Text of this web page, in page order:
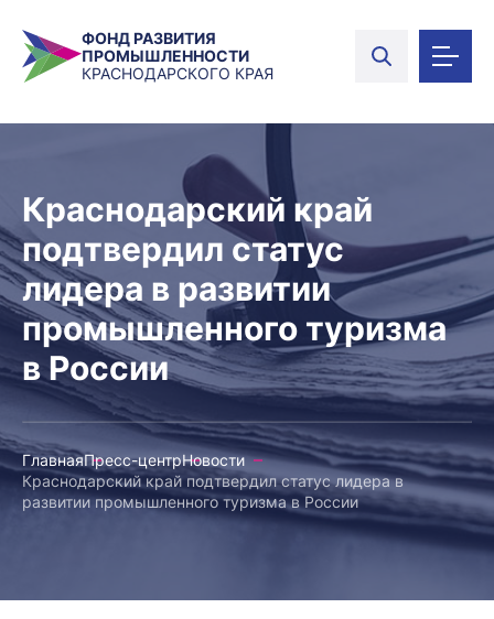
ФОНД РАЗВИТИЯ
ПРОМЫШЛЕННОСТИ
КРАСНОДАРСКОГО КРАЯ
Краснодарский край
подтвердил статус
лидера в развитии
промышленного туризма
в России
ГлавнаяПресс-центрНовости
Краснодарский край подтвердил статус лидера в
развитии промышленного туризма в России